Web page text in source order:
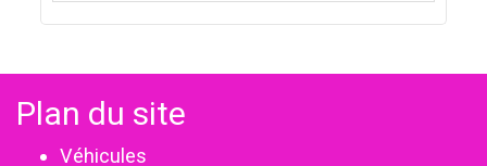
Plan du site
Véhicules